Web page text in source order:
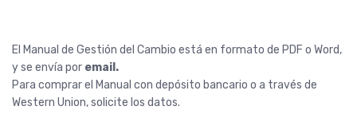
El Manual de Gestión del Cambio está en formato de PDF o Word,
y se envía por email.
Para comprar el Manual con depósito bancario o a través de
Western Union, solicite los datos.